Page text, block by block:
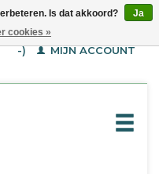
WINKELWAGEN (€--,-
-)
MIJN ACCOUNT
Is dat akkoord?
Ja
cookies »